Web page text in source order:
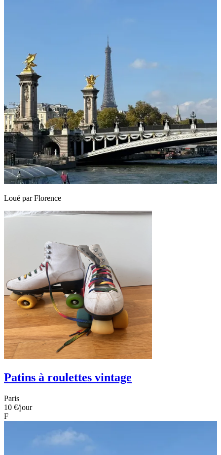
Loué parFlorence
Patins à roulettes vintage
Paris
10 €/jour
F